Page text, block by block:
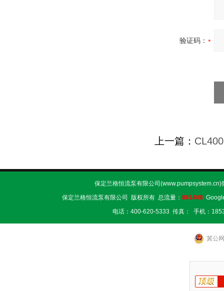
验证码：
上一篇：
保定兰格恒流泵有限公司(www.pumpsystem.cn)
保定兰格恒流泵有限公司 版权所有 总流量： 861408
电话：400-620-5333 传真： 手机：
冀公